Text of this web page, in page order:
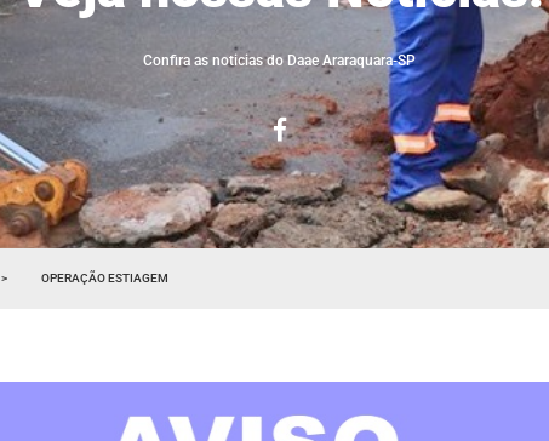
Confira as noticias do Daae Araraquara-SP
> OPERAÇÃO ESTIAGEM